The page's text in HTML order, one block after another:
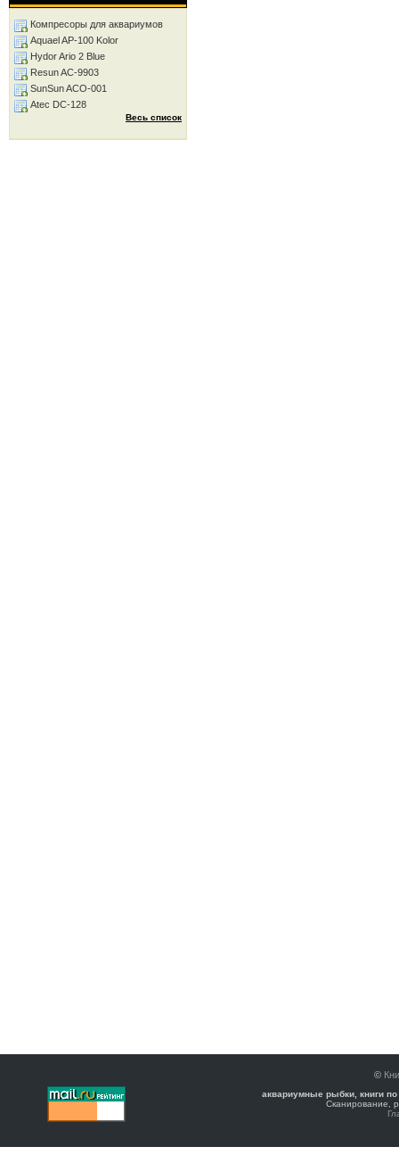
Компресоры для аквариумов
Aquael AP-100 Kolor
Hydor Ario 2 Blue
Resun AC-9903
SunSun ACO-001
Atec DC-128
Весь список
©
аквариумные рыбки, книги
Сканирование,